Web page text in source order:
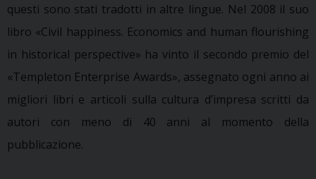
questi sono stati tradotti in altre lingue. Nel 2008 il suo
libro «Civil happiness. Economics and human flourishing
in historical perspective» ha vinto il secondo premio del
«Templeton Enterprise Awards», assegnato ogni anno ai
migliori libri e articoli sulla cultura d’impresa scritti da
autori con meno di 40 anni al momento della
pubblicazione.